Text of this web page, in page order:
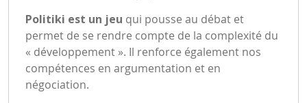
Politiki est un jeu qui pousse au débat et
permet de se rendre compte de la complexité du
« développement ». Il renforce également nos
compétences en argumentation et en
négociation.